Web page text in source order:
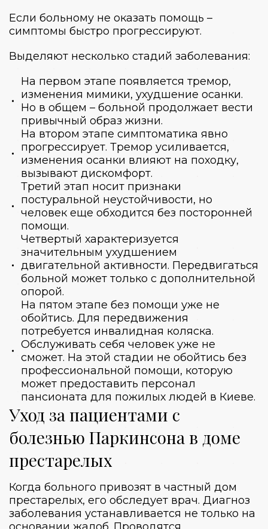
Если больному не оказать помощь –
симптомы быстро прогрессируют.
Выделяют несколько стадий заболевания:
На первом этапе появляется тремор,
изменения мимики, ухудшение осанки.
Но в общем – больной продолжает вести
привычный образ жизни.
На втором этапе симптоматика явно
прогрессирует. Тремор усиливается,
изменения осанки влияют на походку,
вызывают дискомфорт.
Третий этап носит признаки
постуральной неустойчивости, но
человек еще обходится без посторонней
помощи.
Четвертый характеризуется
значительным ухудшением
двигательной активности. Передвигаться
больной может только с дополнительной
опорой.
На пятом этапе без помощи уже не
обойтись. Для передвижения
потребуется инвалидная коляска.
Обслуживать себя человек уже не
сможет. На этой стадии не обойтись без
профессиональной помощи, которую
может предоставить персонал
пансионата для пожилых людей в Киеве.
Уход за пациентами с
болезнью Паркинсона в доме
престарелых
Когда больного привозят в частный дом
престарелых, его обследует врач. Диагноз
заболевания устанавливается не только на